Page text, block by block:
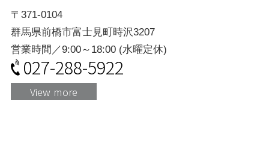
〒371-0104
群馬県前橋市富士見町時沢3207
営業時間／9:00～18:00 (水曜定休)
027-288-5922
View more